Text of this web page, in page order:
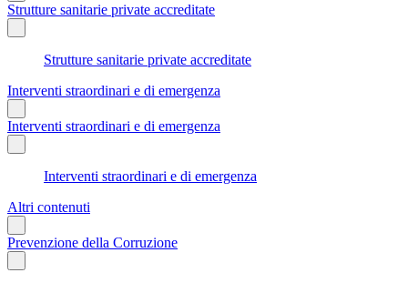
Strutture sanitarie private accreditate
Strutture sanitarie private accreditate
Interventi straordinari e di emergenza
Interventi straordinari e di emergenza
Interventi straordinari e di emergenza
Altri contenuti
Prevenzione della Corruzione